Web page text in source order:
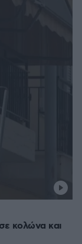
κολώνα και